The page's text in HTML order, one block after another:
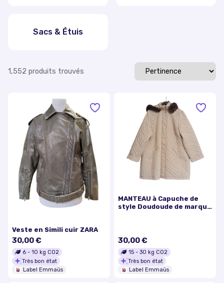
Sacs & Étuis
1,552 produits trouvés
Veste en Simili cuir ZARA
30,00 €
6 - 10 kg CO2
Très bon état
Label Emmaüs
MANTEAU à Capuche de
style Doudoude de marque
30,00 €
15 - 30 kg CO2
Très bon état
Label Emmaüs